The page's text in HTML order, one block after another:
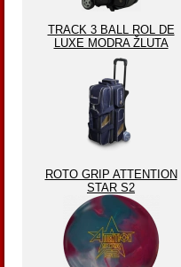
TRACK 3 BALL ROL DE
LUXE MODRA ŽLUTA
ROTO GRIP ATTENTION
STAR S2